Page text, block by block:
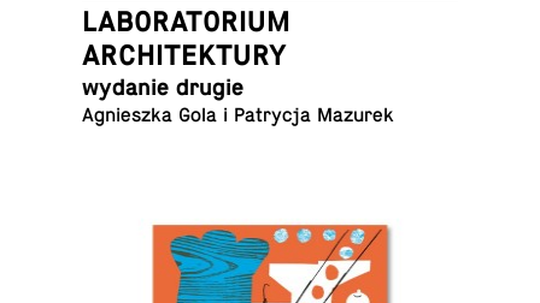
LABORATORIUM
ARCHITEKTURY
wydanie drugie
Agniesz­ka Gola i Pa­try­cja Mazurek